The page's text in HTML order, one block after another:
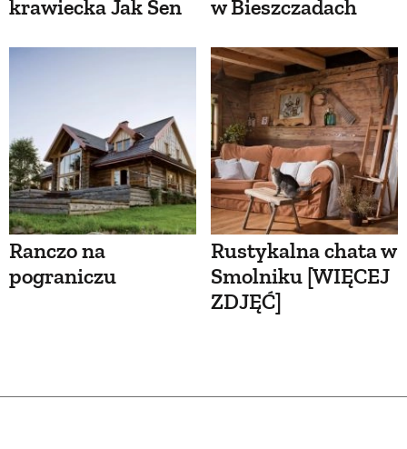
krawiecka Jak Sen
w Bieszczadach
Ranczo na
pograniczu
Rustykalna chata w
Smolniku [WIĘCEJ
ZDJĘĆ]